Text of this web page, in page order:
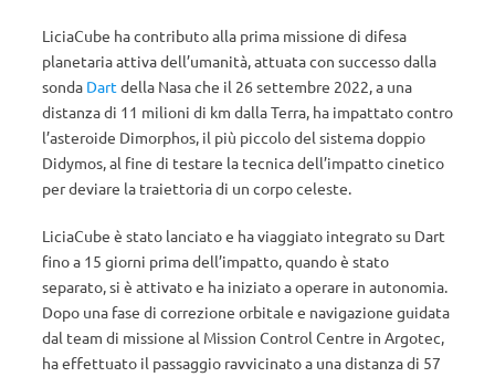
LiciaCube ha contributo alla prima missione di difesa
planetaria attiva dell’umanità, attuata con successo dalla
sonda Dart della Nasa che il 26 settembre 2022, a una
distanza di 11 milioni di km dalla Terra, ha impattato contro
l’asteroide Dimorphos, il più piccolo del sistema doppio
Didymos, al fine di testare la tecnica dell’impatto cinetico
per deviare la traiettoria di un corpo celeste.
LiciaCube è stato lanciato e ha viaggiato integrato su Dart
fino a 15 giorni prima dell’impatto, quando è stato
separato, si è attivato e ha iniziato a operare in autonomia.
Dopo una fase di correzione orbitale e navigazione guidata
dal team di missione al Mission Control Centre in Argotec,
ha effettuato il passaggio ravvicinato a una distanza di 57